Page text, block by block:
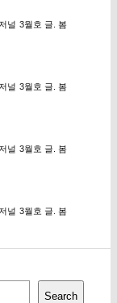
널 3월호 글. 봄
널 3월호 글. 봄
널 3월호 글. 봄
널 3월호 글. 봄
Search